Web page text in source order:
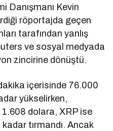
Danışmanı Kevin
röportajda geçen
tarafından yanlış
ve sosyal medyada
zincirine dönüştü.
içerisinde 76.000
yükselirken,
dolara, XRP ise
tırmandı. Ancak